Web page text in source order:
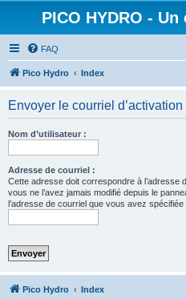
PICO HYDRO -
FAQ
Pico Hydro Index
Envoyer le courriel d’activation
Nom d’utilisateur :
Adresse de courriel :
Cette adresse doit correspondre à l’adresse
vous ne l’avez jamais modifié depuis le
l’adresse de courriel que vous avez
Pico Hydro Index